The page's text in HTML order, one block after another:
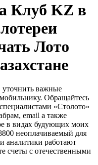
Клуб KZ в
Лото
уточнить важные
Обращайтесь
«Столото»
email а также
в видах будующих моих
неоплачиваемый для
аналитики работают
счеты с отечественными